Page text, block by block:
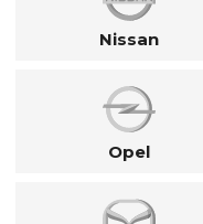
Nissan
Opel